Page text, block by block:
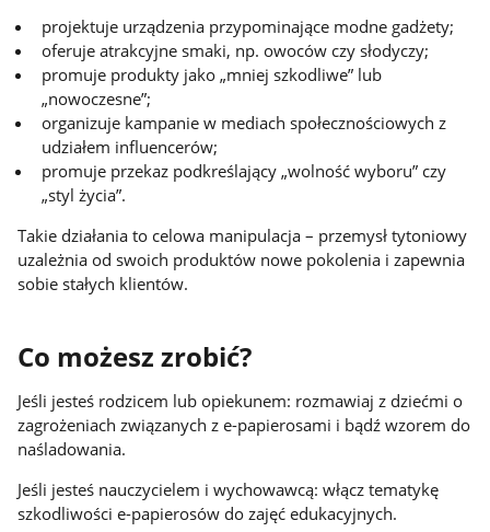
projektuje urządzenia przypominające modne gadżety;
oferuje atrakcyjne smaki, np. owoców czy słodyczy;
promuje produkty jako „mniej szkodliwe” lub
„nowoczesne”;
organizuje kampanie w mediach społecznościowych z
udziałem influencerów;
promuje przekaz podkreślający „wolność wyboru” czy
„styl życia”.
Takie działania to celowa manipulacja – przemysł tytoniowy
uzależnia od swoich produktów nowe pokolenia i zapewnia
sobie stałych klientów.
Co możesz zrobić?
Jeśli jesteś rodzicem lub opiekunem: rozmawiaj z dziećmi o
zagrożeniach związanych z e-papierosami i bądź wzorem do
naśladowania.
Jeśli jesteś nauczycielem i wychowawcą: włącz tematykę
szkodliwości e-papierosów do zajęć edukacyjnych.